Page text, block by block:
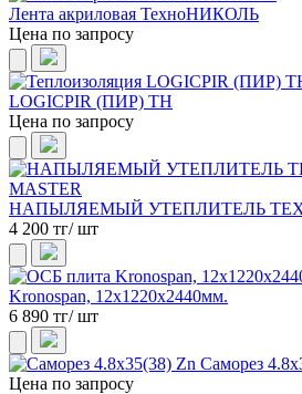
Лента акриловая ТехноНИКОЛЬ
Цена по запросу
LOGICPIR (ПИР) ТН
Цена по запросу
НАПЫЛЯЕМЫЙ УТЕПЛИТЕЛЬ
4 200 тг/ шт
Kronospan, 12х1220х2440мм.
6 890 тг/ шт
Саморез
Цена по запросу